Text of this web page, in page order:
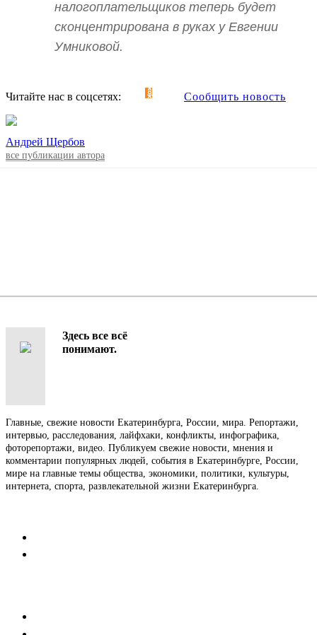
налогоплательщиков теперь будет
сконцентрирована в руках у Евгении
Умниковой.
Читайте нас в соцсетях: Сообщить новость
Андрей Щербов
все публикации автора
Здесь все всё
понимают.
Главные, свежие новости Екатеринбурга, России, мира. Репортажи,
интервью, расследования, лайфхаки, конфликты, инфографика,
фоторепортажи, видео. Публикуем свежие новости, мнения и
комментарии популярных людей, события в Екатеринбурге, России,
мире на главные темы общества, экономики, политики, культуры,
интернета, спорта, развлекательной жизни Екатеринбурга.